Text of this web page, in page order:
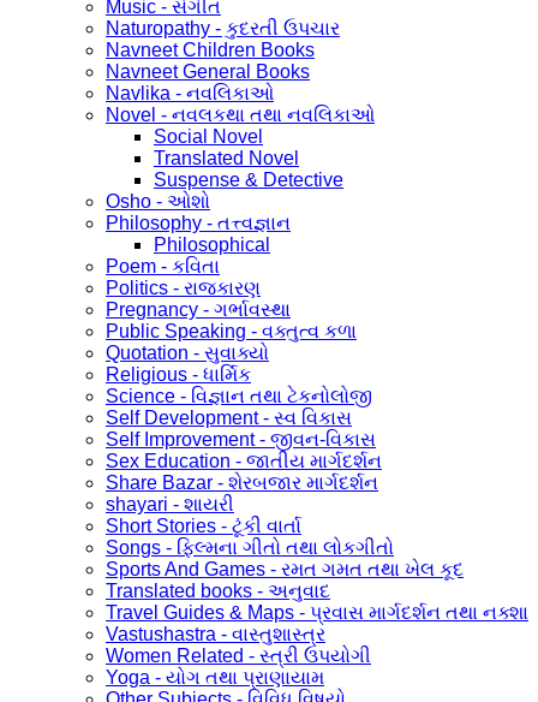
Music - સંગીત
Naturopathy - કુદરતી ઉપચાર
Navneet Children Books
Navneet General Books
Navlika - નવલિકાઓ
Novel - નવલકથા તથા નવલિકાઓ
Social Novel
Translated Novel
Suspense & Detective
Osho - ઓશો
Philosophy - તત્ત્વજ્ઞાન
Philosophical
Poem - કવિતા
Politics - રાજકારણ
Pregnancy - ગર્ભાવસ્થા
Public Speaking - વક્તુત્વ કળા
Quotation - સુવાક્યો
Religious - ધાર્મિક
Science - વિજ્ઞાન તથા ટેકનોલોજી
Self Development - સ્વ વિકાસ
Self Improvement - જીવન-વિકાસ
Sex Education - જાતીય માર્ગદર્શન
Share Bazar - શેરબજાર માર્ગદર્શન
shayari - શાયરી
Short Stories - ટૂંકી વાર્તા
Songs - ફિલ્મના ગીતો તથા લોકગીતો
Sports And Games - રમત ગમત તથા ખેલ કૂદ
Translated books - અનુવાદ
Travel Guides & Maps - પ્રવાસ માર્ગદર્શન તથા નક્શા
Vastushastra - વાસ્તુશાસ્ત્ર
Women Related - સ્ત્રી ઉપયોગી
Yoga - યોગ તથા પ્રાણાયામ